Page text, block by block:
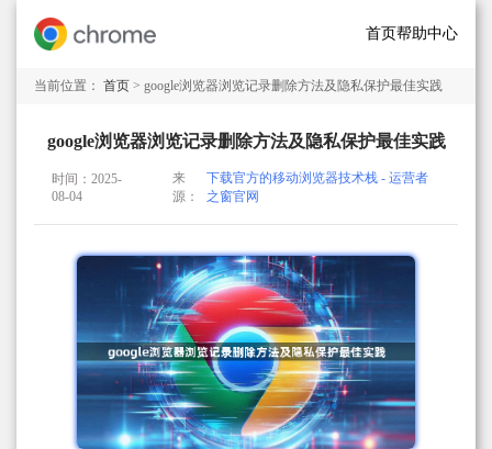
首页帮助中心
当前位置： 首页 > google浏览器浏览记录删除方法及隐私保护最佳实践
google浏览器浏览记录删除方法及隐私保护最佳实践
时间：2025-
08-04
来
源：
下载官方的移动浏览器技术栈 - 运营者
之窗官网